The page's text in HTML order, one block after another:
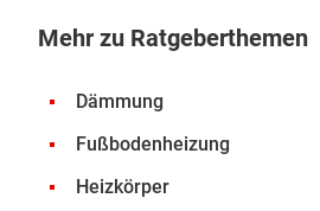
Mehr zu Ratgeberthemen
Dämmung
Fußbodenheizung
Heizkörper